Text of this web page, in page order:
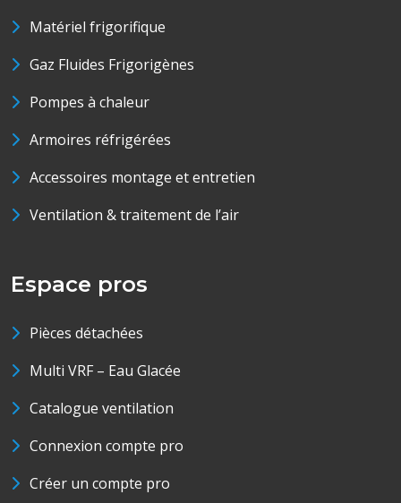
Matériel frigorifique
Gaz Fluides Frigorigènes
Pompes à chaleur
Armoires réfrigérées
Accessoires montage et entretien
Ventilation & traitement de l’air
Espace pros
Pièces détachées
Multi VRF – Eau Glacée
Catalogue ventilation
Connexion compte pro
Créer un compte pro